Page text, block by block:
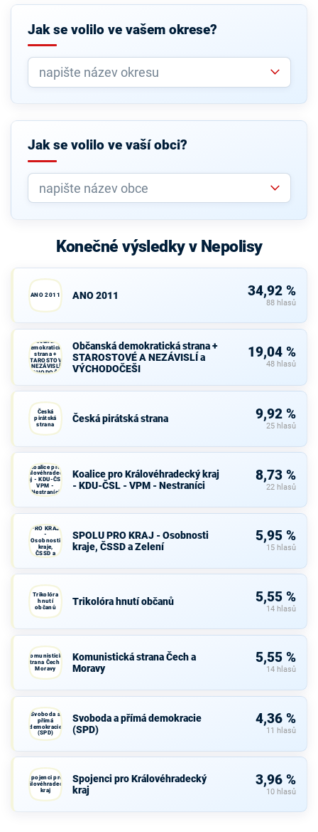
Jak se volilo ve vašem okrese?
Jak se volilo ve vaší obci?
Konečné výsledky v Nepolisy
ANO 2011 ANO 2011 34,92 %
88 hlasů
Občanská
demokratická
strana +
STAROSTOVÉ
A NEZÁVISLÍ a
VÝCHODOČEŠI
Občanská demokratická strana +
STAROSTOVÉ A NEZÁVISLÍ a
VÝCHODOČEŠI
19,04 %
48 hlasů
Česká
pirátská
strana
Česká pirátská strana 9,92 %
25 hlasů
Koalice pro
Královéhradecký
kraj - KDU-ČSL -
VPM -
Nestraníci
Koalice pro Královéhradecký kraj
- KDU-ČSL - VPM - Nestraníci
8,73 %
22 hlasů
PRO KRAJ
-
Osobnosti
kraje,
ČSSD a
Zelení
SPOLU PRO KRAJ - Osobnosti
kraje, ČSSD a Zelení
5,95 %
15 hlasů
Trikolóra
hnutí
občanů
Trikolóra hnutí občanů 5,55 %
14 hlasů
Komunistická
strana Čech a
Moravy
Komunistická strana Čech a
Moravy
5,55 %
14 hlasů
Svoboda a
přímá
demokracie
(SPD)
Svoboda a přímá demokracie
(SPD)
4,36 %
11 hlasů
Spojenci pro
Královéhradecký
kraj
Spojenci pro Královéhradecký
kraj
3,96 %
10 hlasů